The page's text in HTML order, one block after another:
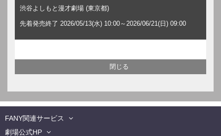
渋谷よしもと漫才劇場 (東京都)
先着発売終了 2026/05/13(水) 10:00～2026/06/21(日) 09:00
FANY関連サービス
劇場公式HP